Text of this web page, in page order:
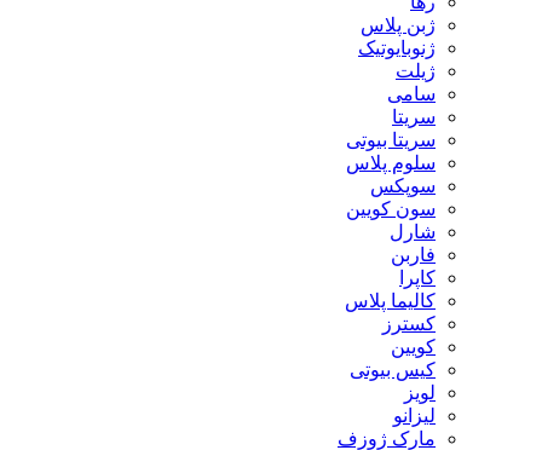
ژبن پلاس
ژنوبایوتیک
ژیلت
سامی
سریتا
سریتا بیوتی
سلوم پلاس
سوپکس
سون کویین
شارل
فاربن
کاپرا
کالیما پلاس
کسترز
کویین
کیس بیوتی
لویز
لیزانو
مارک ژوزف